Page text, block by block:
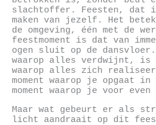
slachtoffer. Feesten, dat
maken van jezelf. Het
de omgeving, één met de
feestmoment is dat van
ogen sluit op de dansvloer.
waarop alles verdwijnt, is
waarop alles zich
moment waarop je opgaat
moment waarop je voor
Maar wat gebeurt er als
licht aandraait op dit